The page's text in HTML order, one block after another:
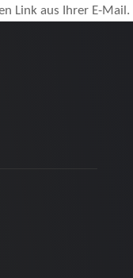
Link aus Ihrer E-Mail.